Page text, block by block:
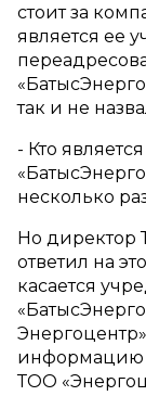
стоит за
является ее
так и не
- Кто
несколько
Но директор
ответил на
касается
информацию
ТОО